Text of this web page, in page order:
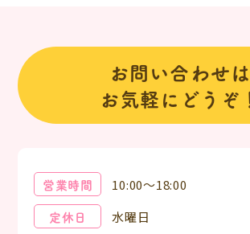
お問い合わせは
お気軽にどうぞ
営業時間
10:00～18:00
定休日
水曜日